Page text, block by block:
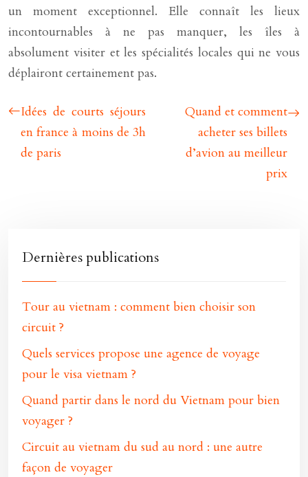
un moment exceptionnel. Elle connaît les lieux
incontournables à ne pas manquer, les îles à
absolument visiter et les spécialités locales qui ne vous
déplairont certainement pas.
Idées de courts séjours
en france à moins de 3h
de paris
Quand et comment
acheter ses billets
d’avion au meilleur
prix
Dernières publications
Tour au vietnam : comment bien choisir son
circuit ?
Quels services propose une agence de voyage
pour le visa vietnam ?
Quand partir dans le nord du Vietnam pour bien
voyager ?
Circuit au vietnam du sud au nord : une autre
façon de voyager